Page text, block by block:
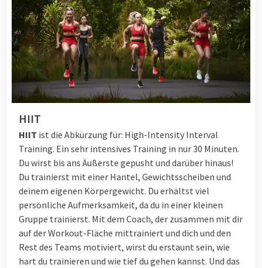
HIIT
HIIT ist die Abkürzung für: High-Intensity Interval
Training. Ein sehr intensives Training in nur 30 Minuten.
Du wirst bis ans Äußerste gepusht und darüber hinaus!
Du trainierst mit einer Hantel, Gewichtsscheiben und
deinem eigenen Körpergewicht. Du erhältst viel
persönliche Aufmerksamkeit, da du in einer kleinen
Gruppe trainierst. Mit dem Coach, der zusammen mit dir
auf der Workout-Fläche mittrainiert und dich und den
Rest des Teams motiviert, wirst du erstaunt sein, wie
hart du trainieren und wie tief du gehen kannst. Und das